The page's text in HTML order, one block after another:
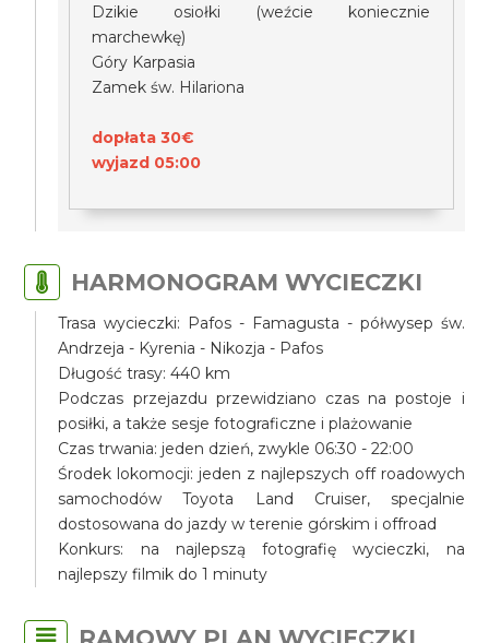
Dzikie osiołki (weźcie koniecznie
marchewkę)
Góry Karpasia
Zamek św. Hilariona
dopłata 30€
wyjazd 05:00
HARMONOGRAM WYCIECZKI
Trasa wycieczki: Pafos - Famagusta - półwysep św.
Andrzeja - Kyrenia - Nikozja - Pafos
Długość trasy: 440 km
Podczas przejazdu przewidziano czas na postoje i
posiłki, a także sesje fotograficzne i plażowanie
Czas trwania: jeden dzień, zwykle 06:30 - 22:00
Środek lokomocji: jeden z najlepszych off roadowych
samochodów Toyota Land Cruiser, specjalnie
dostosowana do jazdy w terenie górskim i offroad
Konkurs: na najlepszą fotografię wycieczki, na
najlepszy filmik do 1 minuty